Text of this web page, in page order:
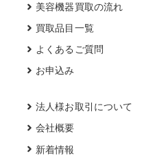
美容機器買取の流れ
買取品目一覧
よくあるご質問
お申込み
法人様お取引について
会社概要
新着情報